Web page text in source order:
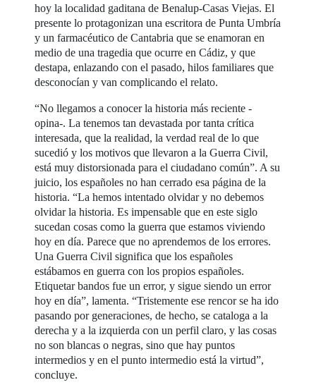
hoy la localidad gaditana de Benalup-Casas Viejas. El
presente lo protagonizan una escritora de Punta Umbría
y un farmacéutico de Cantabria que se enamoran en
medio de una tragedia que ocurre en Cádiz, y que
destapa, enlazando con el pasado, hilos familiares que
desconocían y van complicando el relato.
“No llegamos a conocer la historia más reciente -
opina-. La tenemos tan devastada por tanta crítica
interesada, que la realidad, la verdad real de lo que
sucedió y los motivos que llevaron a la Guerra Civil,
está muy distorsionada para el ciudadano común”. A su
juicio, los españoles no han cerrado esa página de la
historia. “La hemos intentado olvidar y no debemos
olvidar la historia. Es impensable que en este siglo
sucedan cosas como la guerra que estamos viviendo
hoy en día. Parece que no aprendemos de los errores.
Una Guerra Civil significa que los españoles
estábamos en guerra con los propios españoles.
Etiquetar bandos fue un error, y sigue siendo un error
hoy en día”, lamenta. “Tristemente ese rencor se ha ido
pasando por generaciones, de hecho, se cataloga a la
derecha y a la izquierda con un perfil claro, y las cosas
no son blancas o negras, sino que hay puntos
intermedios y en el punto intermedio está la virtud”,
concluye.